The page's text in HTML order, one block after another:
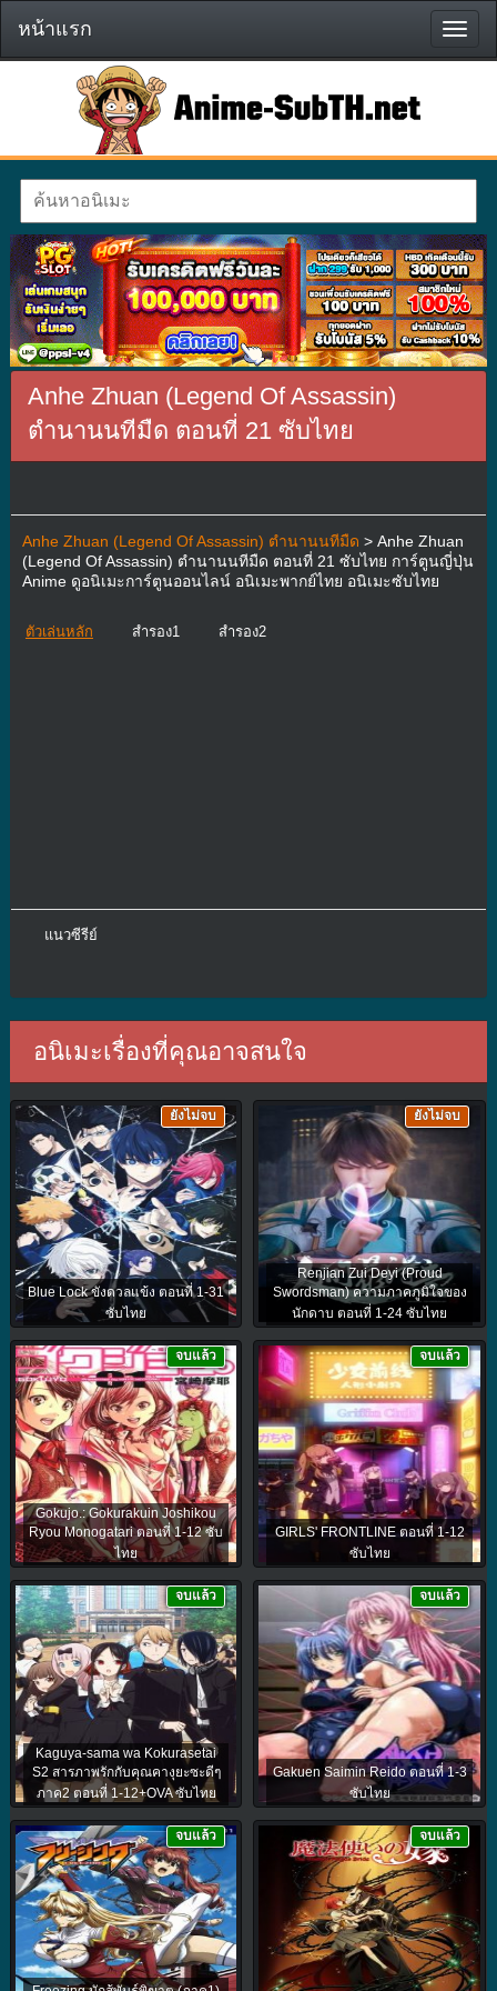
หน้า
แรก
หน้าแรก
Anhe Zhuan (Legend Of Assassin)
ตำนานนทีมืด ตอนที่ 21 ซับไทย
Anhe Zhuan (Legend Of Assassin) ตำนานนทีมืด > Anhe Zhuan
(Legend Of Assassin) ตำนานนทีมืด ตอนที่ 21 ซับไทย การ์ตูนญี่ปุ่น
Anime ดูอนิเมะการ์ตูนออนไลน์ อนิเมะพากย์ไทย อนิเมะซับไทย
ตัวเล่นหลัก สำรอง1 สำรอง2
แนวซีรีย์
อนิเมะเรื่องที่คุณอาจสนใจ
Blue Lock ขังดวลแข้ง ตอนที่ 1-31
ซับไทย
ยังไม่จบ
Renjian Zui Deyi (Proud
Swordsman) ความภาคภูมิใจของ
นักดาบ ตอนที่ 1-24 ซับไทย
ยังไม่จบ
Gokujo.: Gokurakuin Joshikou
Ryou Monogatari ตอนที่ 1-12 ซับ
ไทย
จบแล้ว
GIRLS' FRONTLINE ตอนที่ 1-12
ซับไทย
จบแล้ว
Kaguya-sama wa Kokurasetai
S2 สารภาพรักกับคุณคางุยะซะดีๆ
ภาค2 ตอนที่ 1-12+OVA ซับไทย
จบแล้ว
Gakuen Saimin Reido ตอนที่ 1-3
ซับไทย
จบแล้ว
จบแล้ว จบแล้ว